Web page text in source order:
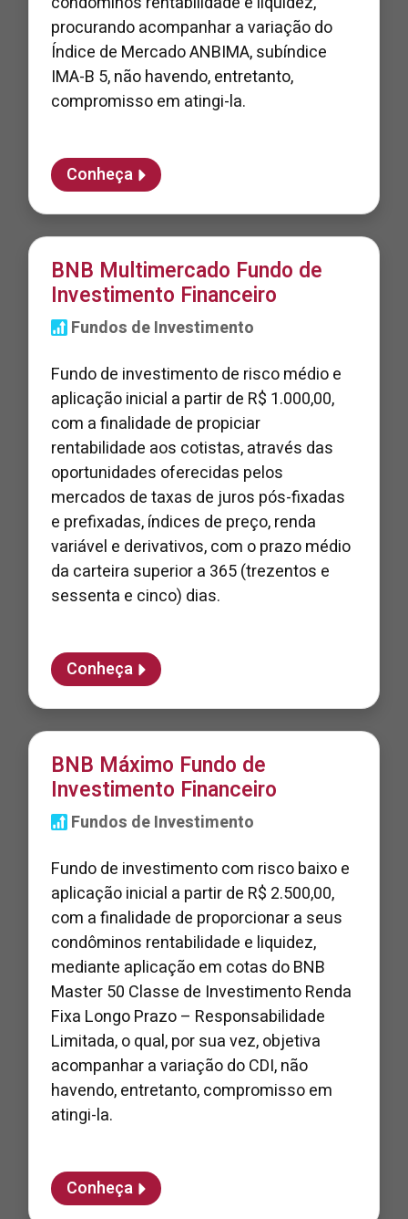
procurando acompanhar a variação do
Índice de Mercado ANBIMA, subíndice
IMA-B 5, não havendo, entretanto,
compromisso em atingi-la.
Conheça
BNB Multimercado Fundo de
Investimento Financeiro
Fundos de Investimento
Fundo de investimento de risco médio e
aplicação inicial a partir de R$ 1.000,00,
com a finalidade de propiciar
rentabilidade aos cotistas, através das
oportunidades oferecidas pelos
mercados de taxas de juros pós-fixadas
e prefixadas, índices de preço, renda
variável e derivativos, com o prazo médio
da carteira superior a 365 (trezentos e
sessenta e cinco) dias.
Conheça
BNB Máximo Fundo de
Investimento Financeiro
Fundos de Investimento
Fundo de investimento com risco baixo e
aplicação inicial a partir de R$ 2.500,00,
com a finalidade de proporcionar a seus
condôminos rentabilidade e liquidez,
mediante aplicação em cotas do BNB
Master 50 Classe de Investimento Renda
Fixa Longo Prazo – Responsabilidade
Limitada, o qual, por sua vez, objetiva
acompanhar a variação do CDI, não
havendo, entretanto, compromisso em
atingi-la.
Conheça